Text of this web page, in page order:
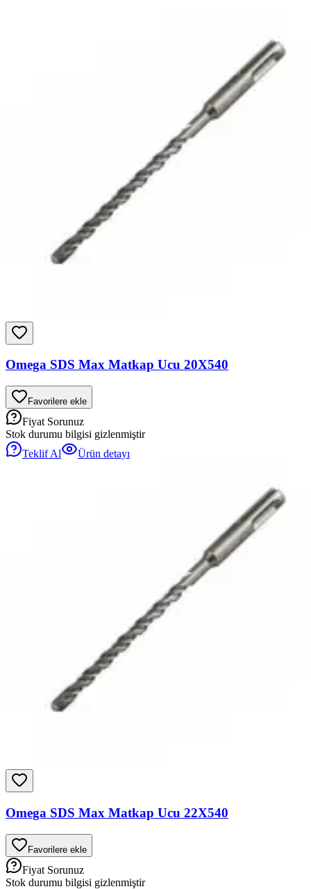
Omega SDS Max Matkap Ucu 20X540
Favorilere ekle
Fiyat Sorunuz
Stok durumu bilgisi gizlenmiştir
Teklif Al
Ürün detayı
Omega SDS Max Matkap Ucu 22X540
Favorilere ekle
Fiyat Sorunuz
Stok durumu bilgisi gizlenmiştir